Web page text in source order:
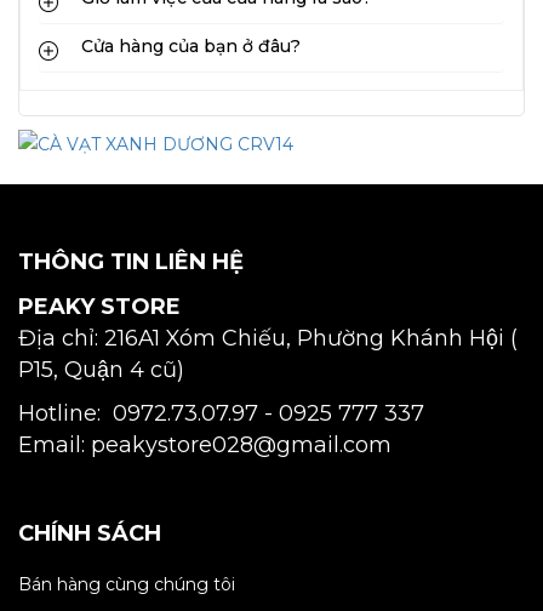
Cửa hàng của bạn ở đâu?
THÔNG TIN LIÊN HỆ
PEAKY STORE
Địa chỉ: 216A1 Xóm Chiếu, Phường Khánh Hội (
P15, Quận 4 cũ)
Hotline: 0972.73.07.97 - 0925 777 337
Email: peakystore028@gmail.com
CHÍNH SÁCH
Bán hàng cùng chúng tôi